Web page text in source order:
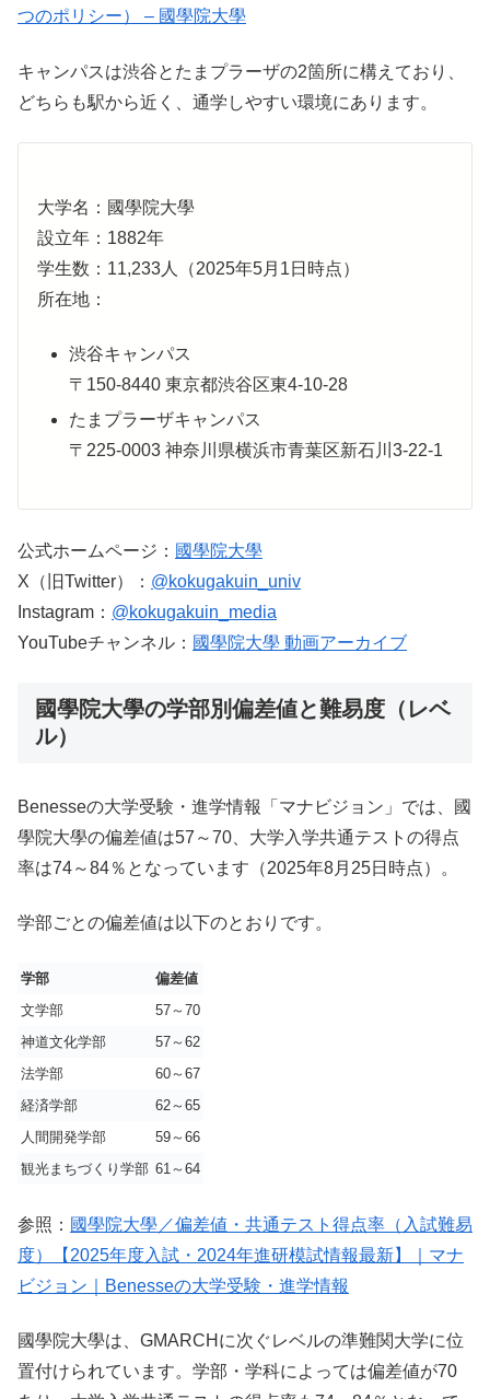
つのポリシー） – 國學院大學
キャンパスは渋谷とたまプラーザの2箇所に構えており、
どちらも駅から近く、通学しやすい環境にあります。
大学名：國學院大學
設立年：1882年
学生数：11,233人（2025年5月1日時点）
所在地：
渋谷キャンパス
〒150-8440 東京都渋谷区東4-10-28
たまプラーザキャンパス
〒225-0003 神奈川県横浜市青葉区新石川3-22-1
公式ホームページ： 國學院大學
X（旧Twitter）： @kokugakuin_univ
Instagram： @kokugakuin_media
YouTubeチャンネル： 國學院大學 動画アーカイブ
國學院大學の学部別偏差値と難易度（レベ
ル）
Benesseの大学受験・進学情報「マナビジョン」では、國
學院大學の偏差値は57～70、大学入学共通テストの得点
率は74～84％となっています（2025年8月25日時点）。
学部ごとの偏差値は以下のとおりです。
学部
偏差値
文学部
57～ 70
神道文化学部
57～ 62
法学部
60～67
経済学部
62～65
人間開発学部
59～66
観光まちづくり学部 61～64
参照： 國學院大學／偏差値・共通テスト得点率（入試難易
度）【2025年度入試・2024年進研模試情報最新】｜マナ
ビジョン｜Benesseの大学受験・進学情報
國學院大學は、GMARCHに次ぐレベルの準難関大学に位
置付けられています。学部・学科によっては偏差値が70